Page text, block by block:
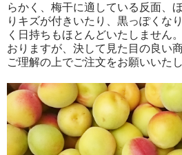
らかく、梅干に適している反面、
りキズが付きいたり、黒っぽくな
く日持ちもほとんどいたしません
おりますが、決して見た目の良い
ご理解の上でご注文をお願いいたし